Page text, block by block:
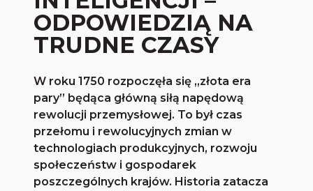
ODPOWIEDZIĄ NA
TRUDNE CZASY
W roku 1750 rozpoczęła się „złota era
pary” będąca główną siłą napędową
rewolucji przemysłowej. To był czas
przełomu i rewolucyjnych zmian w
technologiach produkcyjnych, rozwoju
społeczeństw i gospodarek
poszczególnych krajów. Historia zatacza